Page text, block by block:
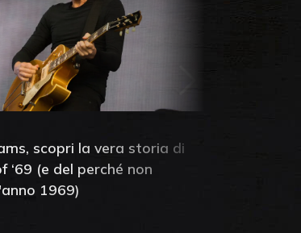
scopri la vera storia di
‘69 (e del perché non
1969)